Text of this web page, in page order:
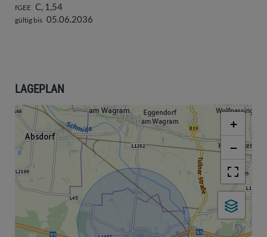
fGEE C, 1,54
gültig bis 05.06.2036
LAGEPLAN
+
−